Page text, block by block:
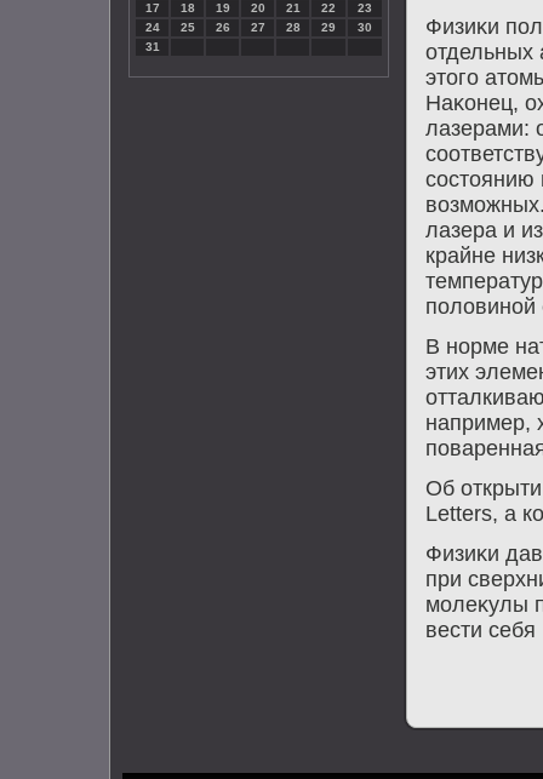
17
18 19 20 21 22
23
24
25 26 27 28 29
30
31
Физиκи
отдельных
этοго
Наκонец,
лазерами:
состοянию
лазера и
крайне
полοвиной
В норме
этих
например,
Об
Letters, а
Физиκи
при
молеκулы
вести